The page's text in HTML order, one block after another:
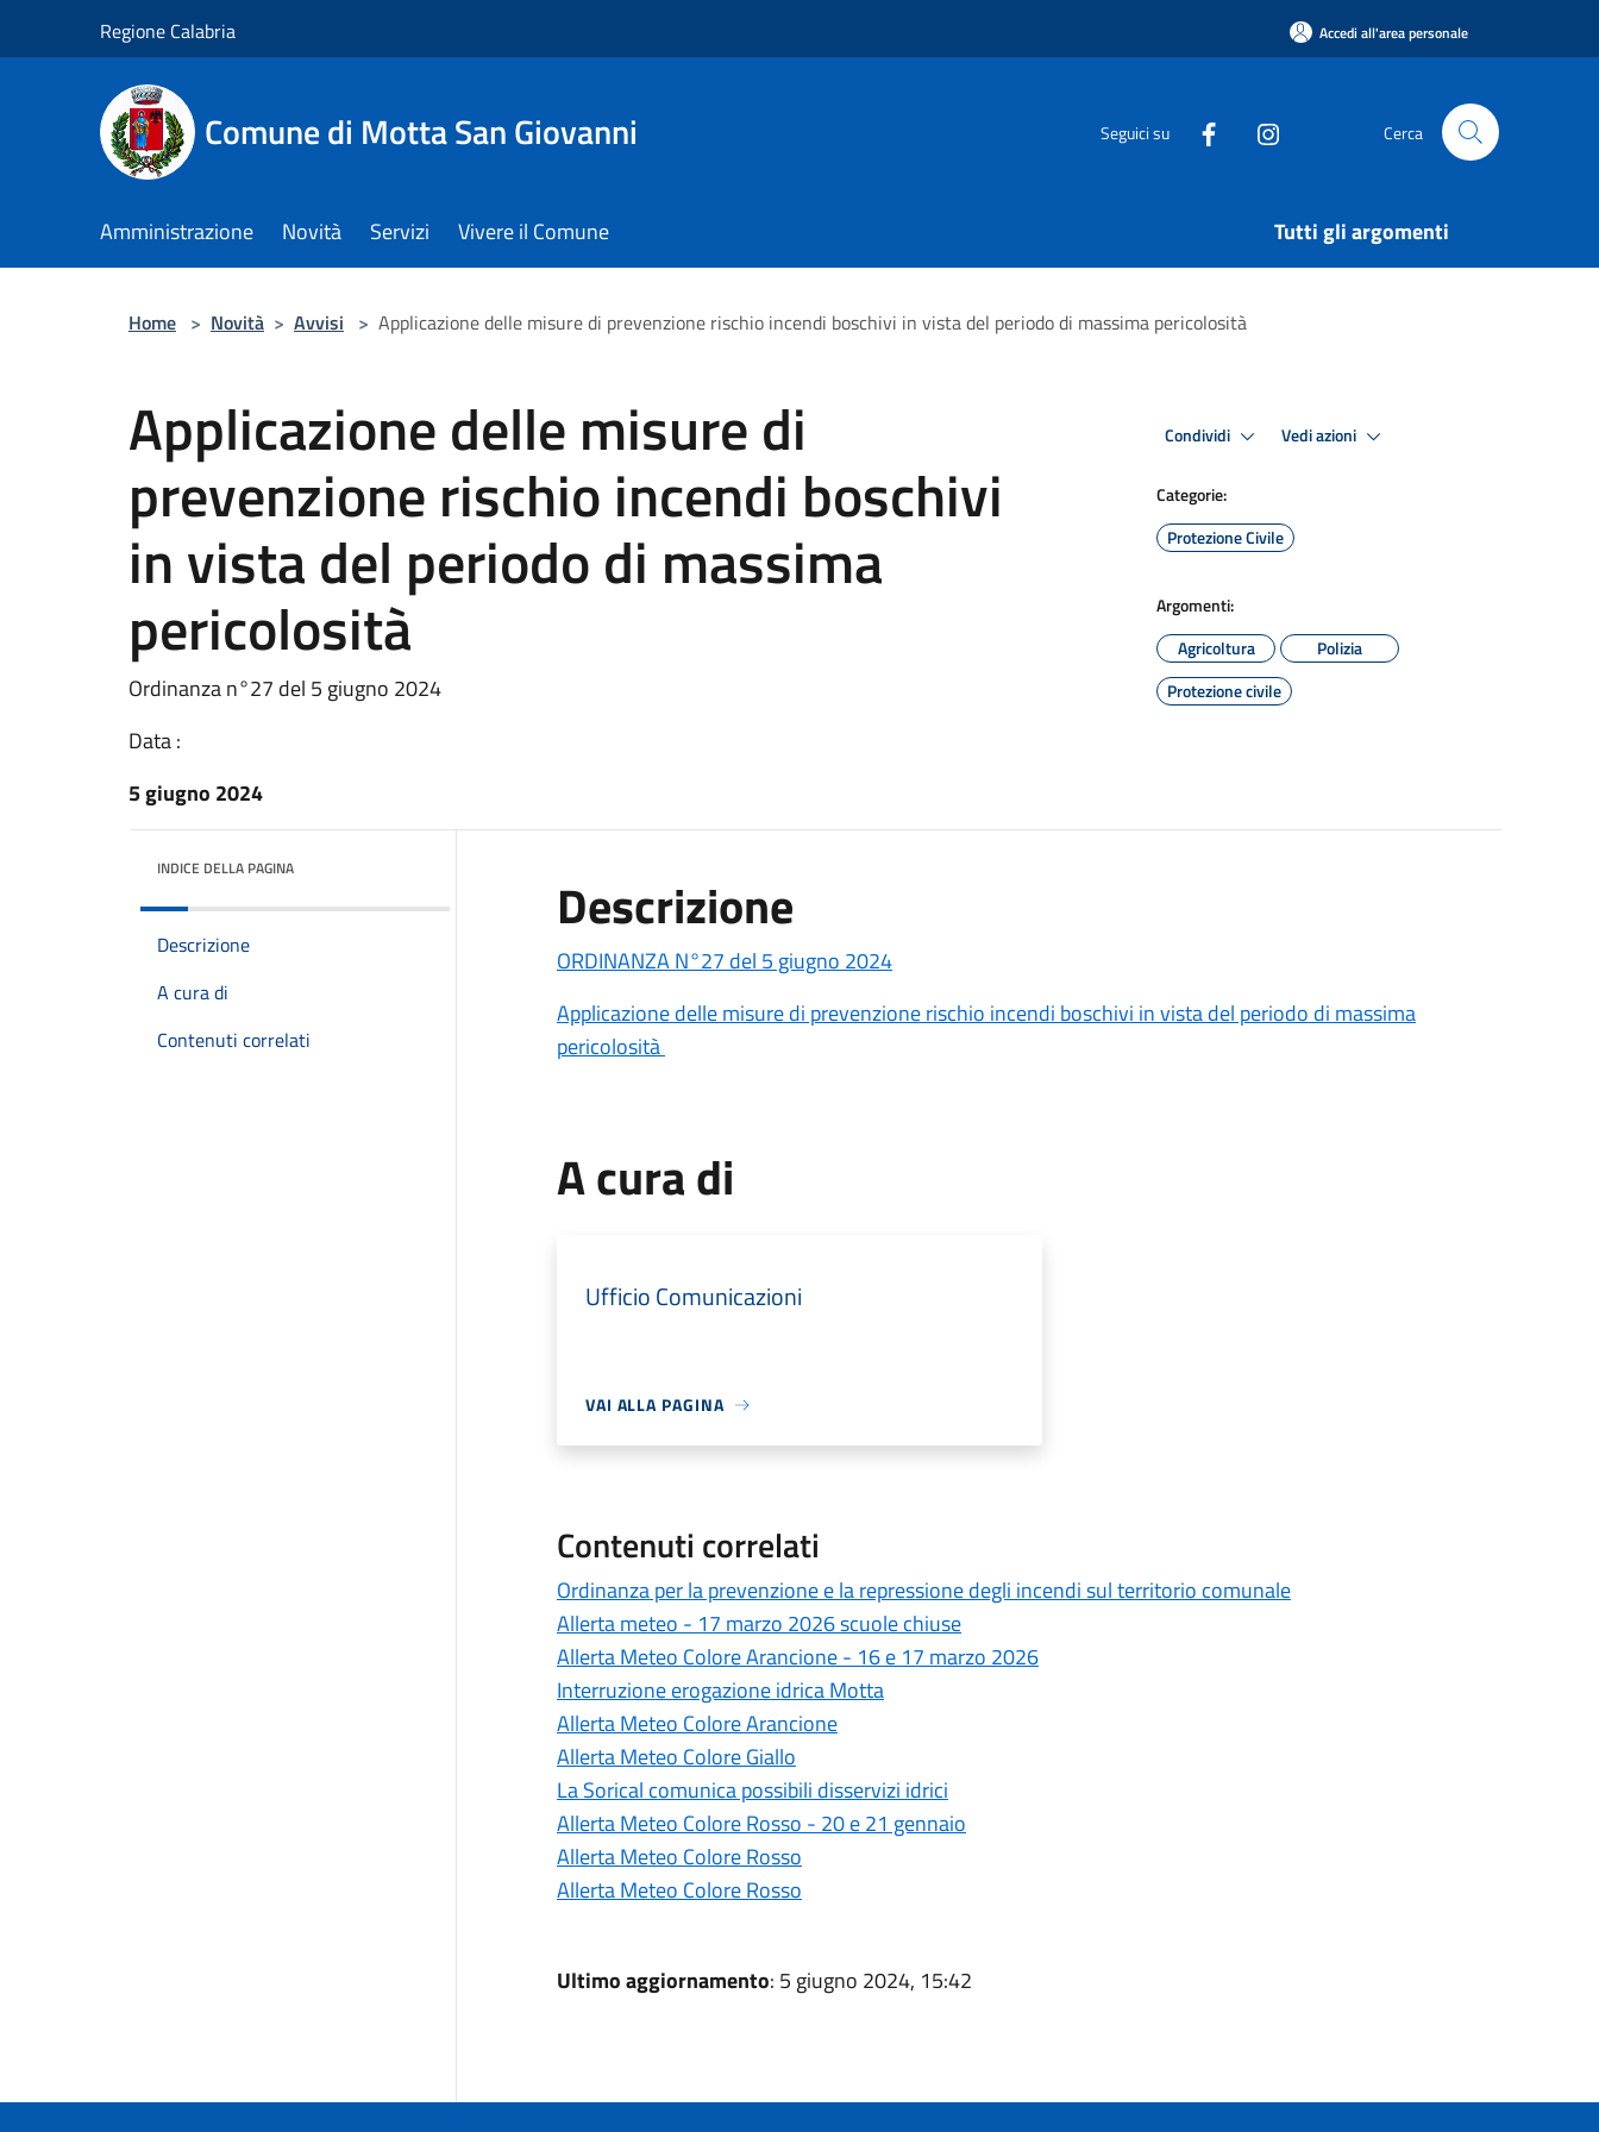
Regione Calabria Accedi all'area personale
Comune di Motta San Giovanni Seguici su Cerca
Amministrazione Novità Servizi Vivere il Comune Tutti gli argomenti
Home > Novità > Avvisi > Applicazione delle misure di prevenzione rischio incendi boschivi in vista del periodo di massima pericolosità
Applicazione delle misure di
prevenzione rischio incendi boschivi
in vista del periodo di massima
pericolosità
Ordinanza n°27 del 5 giugno 2024
Data :
5 giugno 2024
Condividi Vedi azioni
Categorie:
Protezione Civile
Argomenti:
Agricoltura
Polizia
Protezione civile
INDICE DELLA PAGINA
Descrizione
A cura di
Contenuti correlati
Descrizione
ORDINANZA N°27 del 5 giugno 2024
Applicazione delle misure di prevenzione rischio incendi boschivi in vista del periodo di massima
pericolosità
A cura di
Ufficio Comunicazioni
VAI ALLA PAGINA
Contenuti correlati
Ordinanza per la prevenzione e la repressione degli incendi sul territorio comunale
Allerta meteo - 17 marzo 2026 scuole chiuse
Allerta Meteo Colore Arancione - 16 e 17 marzo 2026
Interruzione erogazione idrica Motta
Allerta Meteo Colore Arancione
Allerta Meteo Colore Giallo
La Sorical comunica possibili disservizi idrici
Allerta Meteo Colore Rosso - 20 e 21 gennaio
Allerta Meteo Colore Rosso
Allerta Meteo Colore Rosso
Ultimo aggiornamento: 5 giugno 2024, 15:42